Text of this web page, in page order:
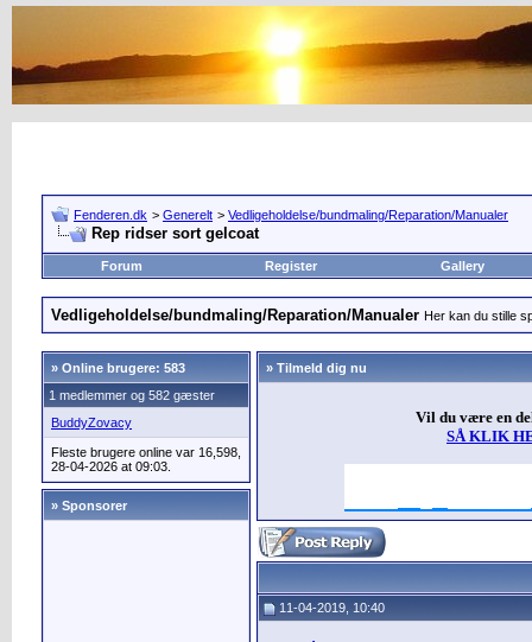
Fenderen.dk > Generelt > Vedligeholdelse/bundmaling/Reparation/Manualer
Rep ridser sort gelcoat
Forum Register Gallery
Vedligeholdelse/bundmaling/Reparation/Manualer Her kan du stille
» Online brugere: 583
1 medlemmer og 582 gæster
BuddyZovacy
Fleste brugere online var 16,598,
28-04-2026 at 09:03.
» Sponsorer
» Tilmeld dig nu
Vil du være en
SÅ KLIK
11-04-2019, 10:40